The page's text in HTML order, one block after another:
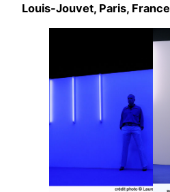
Louis-Jouvet, Paris, France